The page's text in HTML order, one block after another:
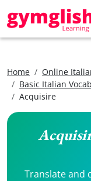
Home
Online
Basic Italian
Acquisire
Translate and